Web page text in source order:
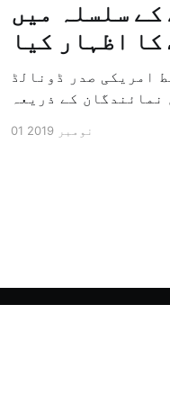
سلسلہ میں
کا اظہار کیا
امریکی صدر ڈونالڈ
نمائندگان کے ذریعہ
میں اپنی مذمت کا
01 نومبر 2019